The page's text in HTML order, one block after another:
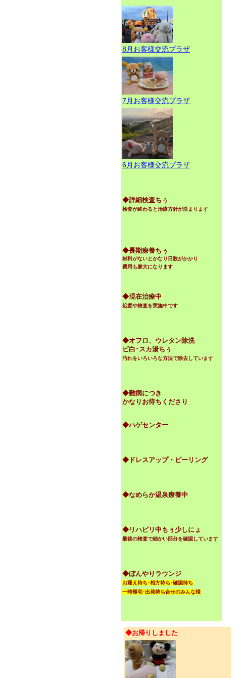
8月お客様交流プラザ
7月お客様交流プラザ
6月お客様交流プラザ
◆詳細検査ちぅ
検査が終わると治療方針が決まります
◆長期療養ちぅ
材料がないとかなり日数がかかり
費用も膨大になります
◆現在治療中
処置や検査を実施中です
◆オフロ、ウレタン除洗
ビ白･スカ湯ちぅ
汚れをいろいろな方法で除去しています
◆難病につき
かなりお待ちくださり
◆ハゲセンター
◆ドレスアップ・ピーリング
◆なめらか温泉療養中
◆リハビリ中もぅ少しにょ
最後の検査で細かい部分を確認しています
◆ぼんやりラウンジ
お迎え待ち･相方待ち･確認待ち
一時帰宅･出発待ち合せのみんな様
◆お帰りしました